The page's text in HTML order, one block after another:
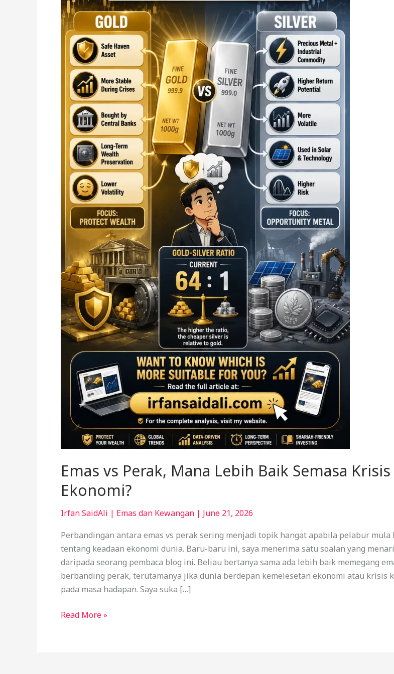
Emas vs Perak, Mana Lebih Baik Semasa Krisis
Ekonomi?
Irfan SaidAli | Emas dan Kewangan | June 21, 2026
Perbandingan antara emas vs perak sering menjadi topik hangat apabila pelabur mula
tentang keadaan ekonomi dunia. Baru-baru ini, saya menerima satu soalan yang
daripada seorang pembaca blog ini. Beliau bertanya sama ada lebih baik memegang
berbanding perak, terutamanya jika dunia berdepan kemelesetan ekonomi atau krisis
pada masa hadapan. Saya suka […]
Baik
Semasa
Krisis
Ekonomi?
Read More »